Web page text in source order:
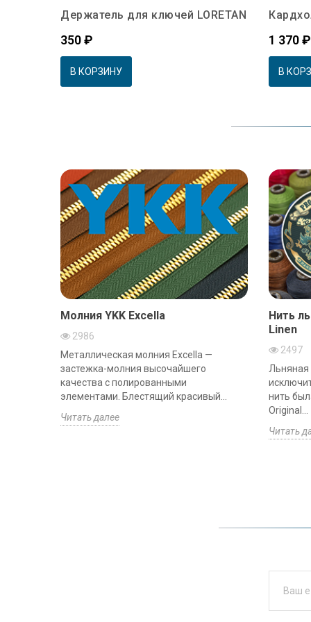
Держатель для ключей LORETAN
Цена
350 ₽
В КОРЗИНУ
Цена
1 370 ₽
В
Молния YKK Excella
2986
Металлическая молния Excella —
застежка-молния высочайшего
качества с полированными
элементами. Блестящий красивый...
Читать далее
Нить
Linen
2497
Льняная
нить
Original...
Читать